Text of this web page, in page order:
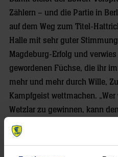
Zählern – und die Partie in
auf dem Weg zum Titel-
Halle mit sehr guter
Magdeburg-Erfolg und
gewordenen Füchse, die ihr
mehr und mehr durch Wille,
Kampfgeist wettmachen.
Wetzlar zu gewinnen, kann
einordnen“, sagte der Däne,
Hessen durchaus registriert